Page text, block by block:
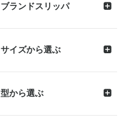
ブランドスリッパ
サイズから選ぶ
型から選ぶ